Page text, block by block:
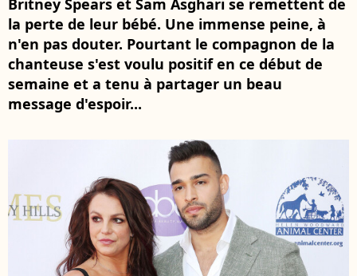
Britney Spears et Sam Asghari se remettent de
la perte de leur bébé. Une immense peine, à
n'en pas douter. Pourtant le compagnon de la
chanteuse s'est voulu positif en ce début de
semaine et a tenu à partager un beau
message d'espoir...